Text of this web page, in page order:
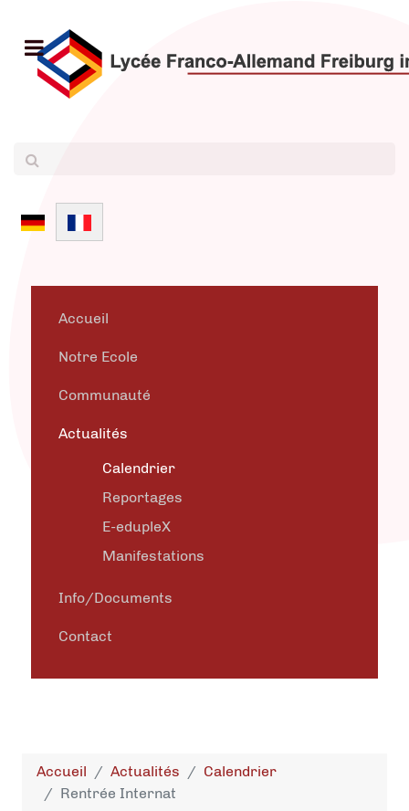
Sélectionnez votre langue
Accueil
Notre Ecole
Communauté
Actualités
Calendrier
Reportages
E-edupleX
Manifestations
Info/Documents
Contact
Accueil Actualités
Calendrier
Rentrée Internat